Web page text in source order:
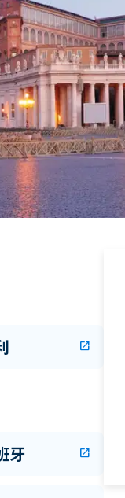
open_in_new
牙 open_in_new